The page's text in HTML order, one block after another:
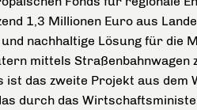
1,3 Millionen Euro aus
nachhaltige Lösung für die
mittels Straßenbahnwagen
ist das zweite Projekt aus dem
durch das